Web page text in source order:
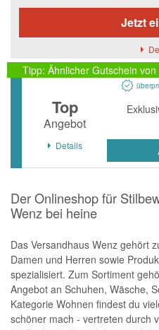
HappyKeks
Pets Deli
Click & Boat
Lidl
BOGNER
XXXLutz
BADER
momox
GALERIA
vidaXL
bonprix
Jetzt
Tipp: Ähnlicher Gutschein von
Top
Angebot
Details
Der Onlineshop für
Wenz bei heine
Das Versandhaus Wenz gehört
Damen und Herren sowie
spezialisiert. Zum Sortiment
Angebot an Schuhen, Wäsche,
Kategorie Wohnen findest du
schöner mach - vertreten durch